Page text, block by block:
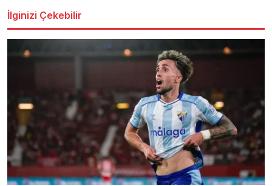
İlginizi Çekebilir